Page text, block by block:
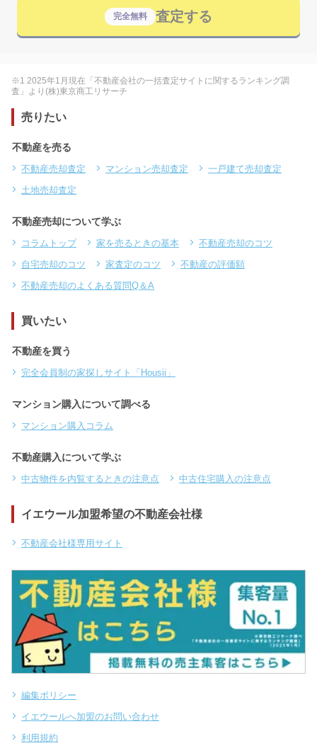
完全無料 査定する
※1 2025年1月現在「不動産会社の一括査定サイトに関するランキング調
査」より(株)東京商工リサーチ
売りたい
不動産を売る
不動産売却査定 マンション売却査定
一戸建て売却査定
土地売却査定
不動産売却について学ぶ
コラムトップ 家を売るときの基本
不動産売却のコツ
自宅売却のコツ
家査定のコツ
不動産の評価額
不動産売却のよくある質問Q＆A
買いたい
不動産を買う
完全会員制の家探しサイト「Housii」
マンション購入について調べる
マンション購入コラム
不動産購入について学ぶ
中古物件を内覧するときの注意点 中古住宅購入の注意点
イエウール加盟希望の不動産会社様
不動産会社様専用サイト
編集ポリシー
イエウールへ加盟のお問い合わせ
利用規約